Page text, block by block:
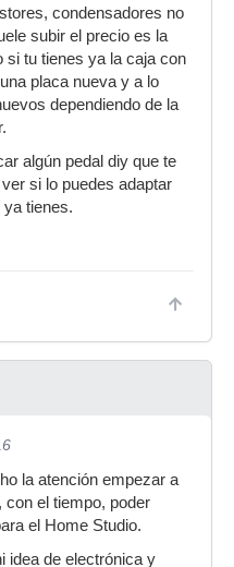
condensadores no
subir el precio es la
si tu tienes ya la caja con
placa nueva y a lo
dependiendo de la
algún pedal diy que te
si lo puedes adaptar
ya tienes.
la atención empezar a
con el tiempo, poder
el Home Studio.
idea de electrónica y